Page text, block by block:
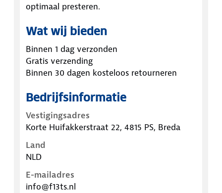
optimaal presteren.
Wat wij bieden
Binnen 1 dag verzonden
Gratis verzending
Binnen 30 dagen kosteloos retourneren
Bedrijfsinformatie
Vestigingsadres
Korte Huifakkerstraat 22, 4815 PS, Breda
Land
NLD
E-mailadres
info@f13ts.nl